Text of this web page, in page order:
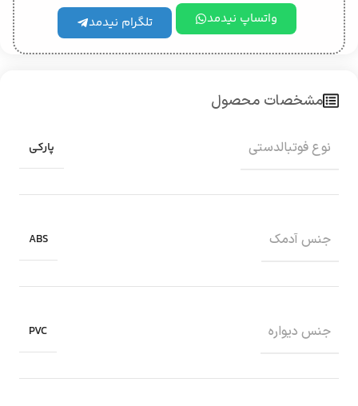
واتساپ نیدمد تلگرام نیدمد
مشخصات محصول
نوع فوتبالدستی پارکی
جنس آدمک ABS
جنس دیواره PVC